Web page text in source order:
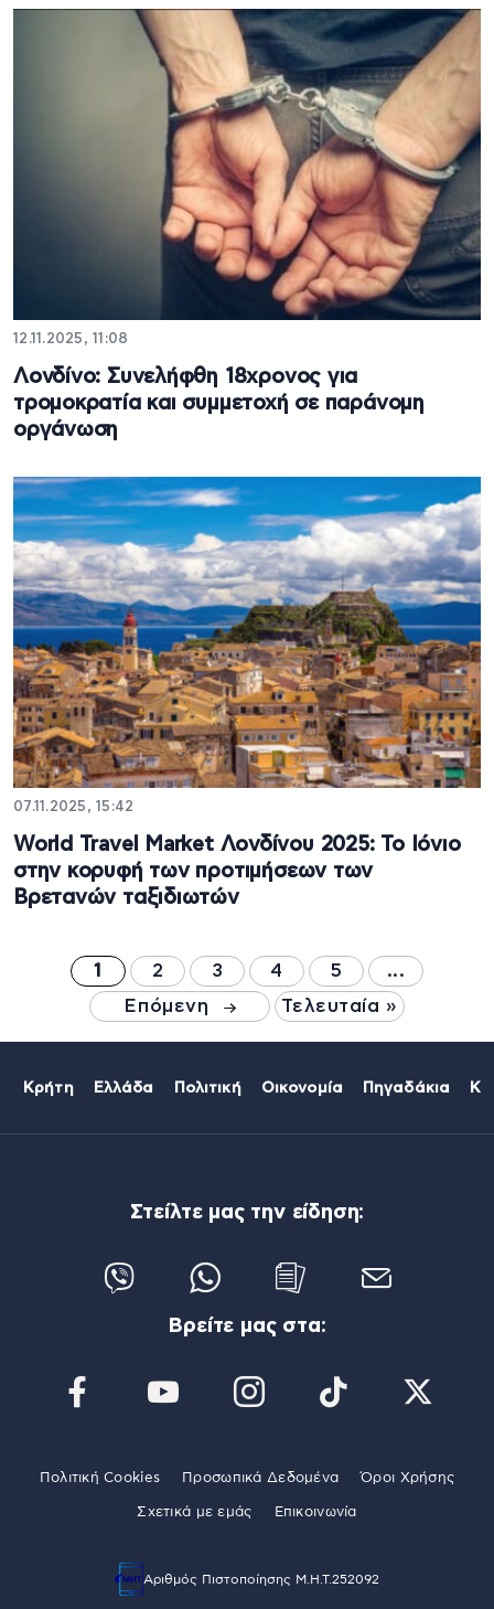
12.11.2025, 11:08
Λονδίνο: Συνελήφθη 18χρονος για
τρομοκρατία και συμμετοχή σε παράνομη
οργάνωση
07.11.2025, 15:42
World Travel Market Λονδίνου 2025: Το Ιόνιο
στην κορυφή των προτιμήσεων των
Βρετανών ταξιδιωτών
1 2 3 4 5
...
Επόμενη
Τελευταία »
Κρήτη Ελλάδα Πολιτική Οικονομία Πηγαδάκια
Στείλτε μας την είδηση:
Βρείτε μας στα:
Πολιτική Cookies Προσωπικά Δεδομένα Όροι Χρήσης
Σχετικά με εμάς Επικοινωνία
Αριθμός Πιστοποίησης Μ.Η.Τ.252092